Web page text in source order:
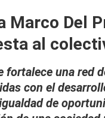
Marco Del
al
fortalece una red
con el
de